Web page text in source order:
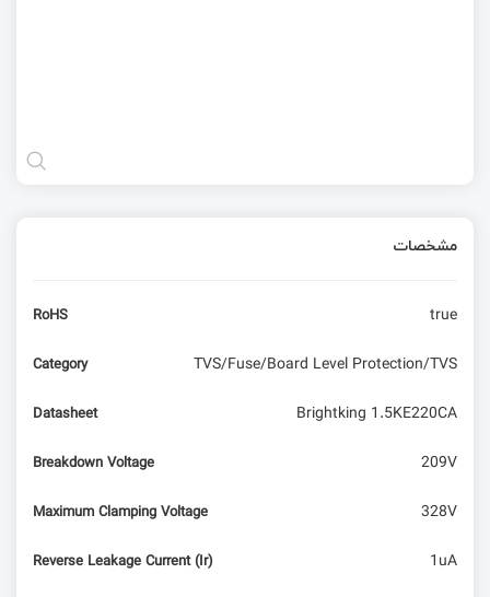
مشخصات
RoHS true
Category TVS/Fuse/Board Level Protection/TVS
Datasheet Brightking 1.5KE220CA
Breakdown Voltage 209V
Maximum Clamping Voltage 328V
Reverse Leakage Current (Ir) 1uA